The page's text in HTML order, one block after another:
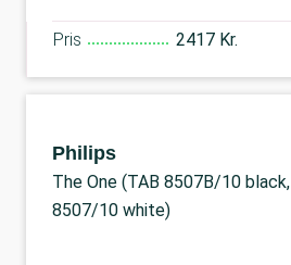
Pris 2417 Kr.
Philips
The One (TAB 8507B/10 black,
8507/10 white)